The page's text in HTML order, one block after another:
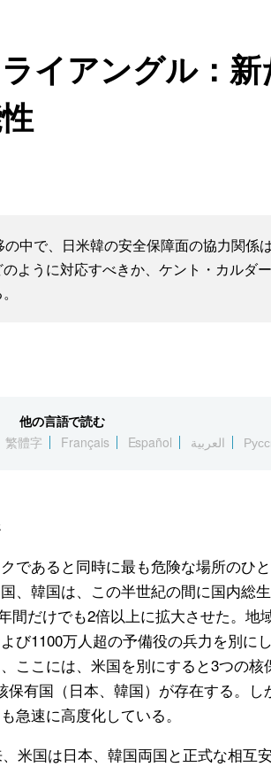
イアングル：新
中で、日米韓の安全保障面の協力関係
ように対応すべきか、ケント・カルダ
他の言語で読む
繁體字 Français Español العربية
であると同時に最も危険な場所のひ
、韓国は、この半世紀の間に国内総
間だけでも2倍以上に拡大させた。地
び1100万人超の予備役の兵力を別に
ここには、米国を別にすると3つの核
有国（日本、韓国）が存在する。し
急速に高度化している。
米国は日本、韓国両国と正式な相互